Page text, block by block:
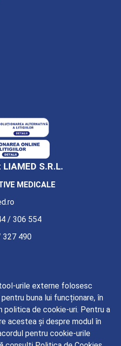
S.R.L.
MEDICALE
/ 306 554
327 490
/ 885 387
urile externe folosesc
buna lui funcționare, în
politica de cookie-uri. Pentru a
acestea și despre modul în
pentru cookie-urile